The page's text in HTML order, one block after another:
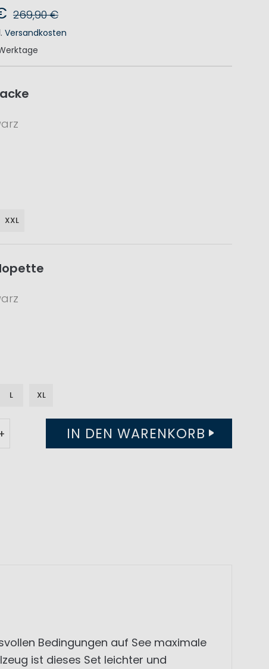
269,90 €
Versandkosten
XXL
L XL
IN DEN WARENKORB
Bedingungen auf See maximale
ist dieses Set leichter und